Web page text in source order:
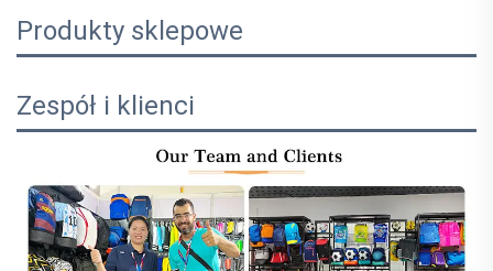
Produkty sklepowe
Zespół i klienci